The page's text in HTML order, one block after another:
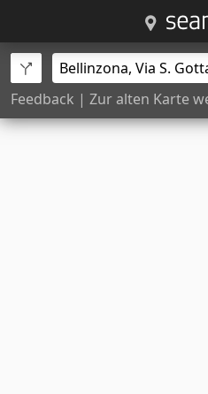
Feedback | Zur alten Karte